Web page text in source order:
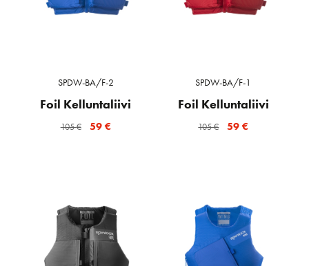
SPDW-BA/F-2
Foil Kelluntaliivi
105€
Alkuperäinen
59 €Nykyinen
SPDW-BA/F-1
Foil Kelluntaliivi
105€
Alkuperäinen
59€Nykyinen